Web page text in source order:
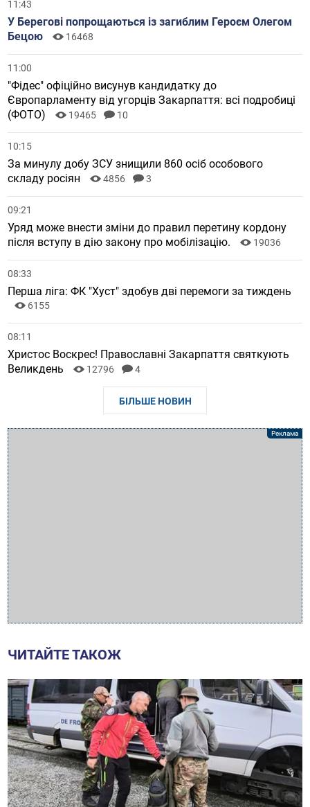
11:43
У Берегові попрощаються із загиблим Героєм Олегом
Бецою
16468
11:00
"Фідес" офіційно висунув кандидатку до
Європарламенту від угорців Закарпаття: всі подробиці
(ФОТО)
19465 10
10:15
За минулу добу ЗСУ знищили 860 осіб особового
складу росіян
4856 3
09:21
Уряд може внести зміни до правил перетину кордону
після вступу в дію закону про мобілізацію.
19036
08:33
Перша ліга: ФК "Хуст" здобув дві перемоги за тиждень
6155
08:11
Христос Воскрес! Православні Закарпаття святкують
Великдень
12796 4
БІЛЬШЕ НОВИН
ЧИТАЙТЕ ТАКОЖ